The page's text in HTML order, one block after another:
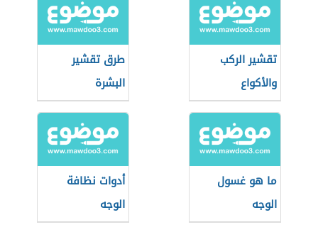
تقشير الركب
والأكواع
طرق تقشير
البشرة
ما هو غسول
الوجه
أدوات نظافة
الوجه